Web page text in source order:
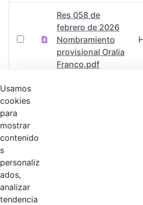
Res 058 de
febrero de 2026
Nombramiento
provisional Oralia
Franco.pdf
Usamos
cookies
para
mostrar
contenido
s
personaliz
ados,
analizar
tendencia